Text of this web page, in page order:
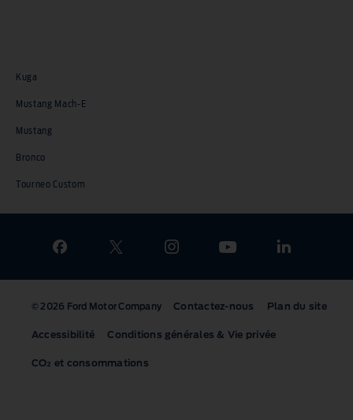
Kuga
Mustang Mach-E
Mustang
Bronco
Tourneo Custom
© 2026 Ford Motor Company Contactez-nous Plan du site
Accessibilité Conditions générales & Vie privée
CO₂ et consommations